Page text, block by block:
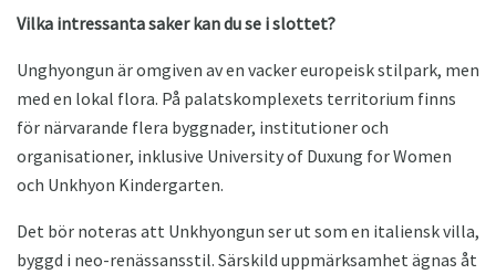
Vilka intressanta saker kan du se i slottet?
Unghyongun är omgiven av en vacker europeisk stilpark, men
med en lokal flora. På palatskomplexets territorium finns
för närvarande flera byggnader, institutioner och
organisationer, inklusive University of Duxung for Women
och Unkhyon Kindergarten.
Det bör noteras att Unkhyongun ser ut som en italiensk villa,
byggd i neo-renässansstil. Särskild uppmärksamhet ägnas åt